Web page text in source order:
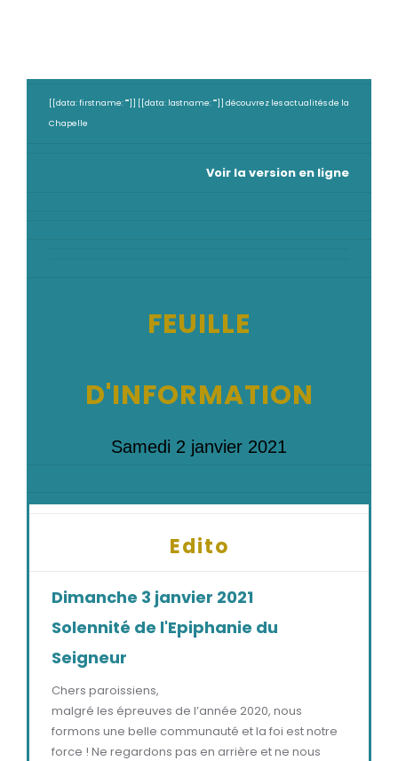
[[data: firstname: ""]] [[data: lastname: ""]] découvrez les actualités de la
Chapelle
Voir la version en ligne
FEUILLE
D'INFORMATION
Samedi 2 janvier 2021
Edito
Dimanche 3 janvier 2021
Solennité de l'Epiphanie du
Seigneur
Chers paroissiens,
malgré les épreuves de l’année 2020, nous
formons une belle communauté et la foi est notre
force ! Ne regardons pas en arrière et ne nous